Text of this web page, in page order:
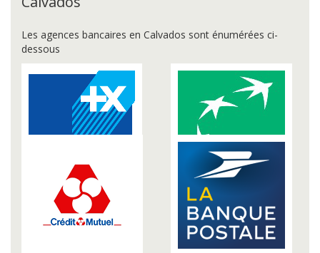
Les agences bancaires en Calvados sont énumérées ci-
dessous
Banque Populaire BNP Paribas